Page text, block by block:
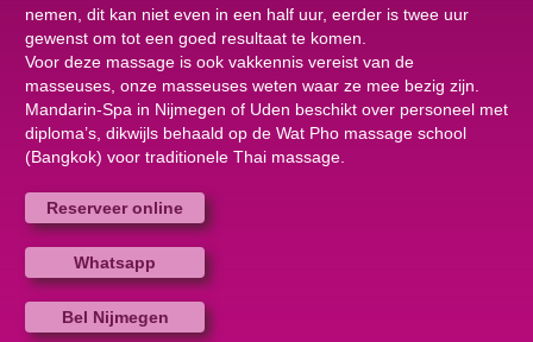
nemen, dit kan niet even in een half uur, eerder is twee uur
gewenst om tot een goed resultaat te komen.
Voor deze massage is ook vakkennis vereist van de
masseuses, onze masseuses weten waar ze mee bezig zijn.
Mandarin-Spa in Nijmegen of Uden beschikt over personeel met
diploma’s, dikwijls behaald op de Wat Pho massage school
(Bangkok) voor traditionele Thai massage.
Reserveer online
Whatsapp
Bel Nijmegen